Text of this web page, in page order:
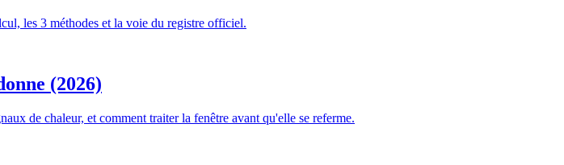
les 3 méthodes et la voie du registre officiel.
(2026)
de chaleur, et comment traiter la fenêtre avant qu'elle se referme.